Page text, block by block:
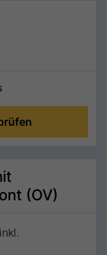
(OV)
inkl.